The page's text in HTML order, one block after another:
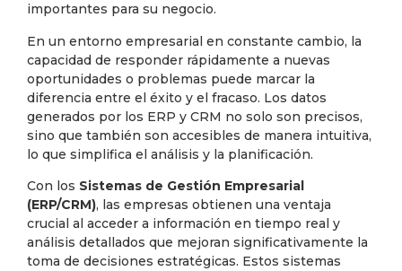
importantes para su negocio.
En un entorno empresarial en constante cambio, la
capacidad de responder rápidamente a nuevas
oportunidades o problemas puede marcar la
diferencia entre el éxito y el fracaso. Los datos
generados por los ERP y CRM no solo son precisos,
sino que también son accesibles de manera intuitiva,
lo que simplifica el análisis y la planificación.
Con los Sistemas de Gestión Empresarial
(ERP/CRM), las empresas obtienen una ventaja
crucial al acceder a información en tiempo real y
análisis detallados que mejoran significativamente la
toma de decisiones estratégicas. Estos sistemas